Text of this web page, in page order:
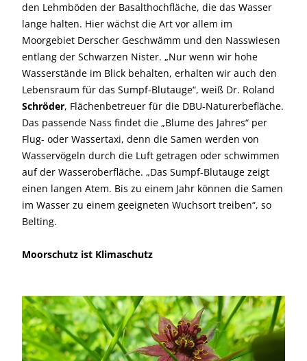
den Lehmböden der Basalthochfläche, die das Wasser
lange halten. Hier wächst die Art vor allem im
Moorgebiet Derscher Geschwämm und den Nasswiesen
entlang der Schwarzen Nister. „Nur wenn wir hohe
Wasserstände im Blick behalten, erhalten wir auch den
Lebensraum für das Sumpf-Blutauge“, weiß Dr. Roland
Schröder, Flächenbetreuer für die DBU-Naturerbefläche.
Das passende Nass findet die „Blume des Jahres“ per
Flug- oder Wassertaxi, denn die Samen werden von
Wasservögeln durch die Luft getragen oder schwimmen
auf der Wasseroberfläche. „Das Sumpf-Blutauge zeigt
einen langen Atem. Bis zu einem Jahr können die Samen
im Wasser zu einem geeigneten Wuchsort treiben“, so
Belting.
Moorschutz ist Klimaschutz